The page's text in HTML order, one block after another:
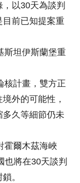
以30天為談判
前已知提案重
斯坦伊斯蘭堡重
核計畫，雙方正
外的可能性，
久等細節仍未
霍爾木茲海峽
也將在30天談判
。